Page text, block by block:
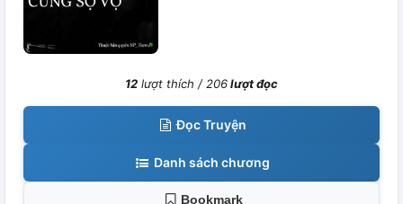
12 lượt thích /206lượt đọc
Đọc Truyện
Danh sách chương
Bookmark